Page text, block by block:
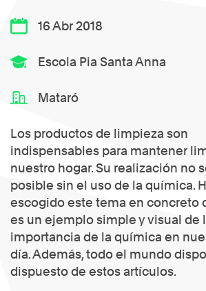
16 Abr 2018
Escola Pia Santa Anna
Mataró
Los productos de limpieza son
indispensables para mantener
nuestro hogar. Su realización no
posible sin el uso de la química.
escogido este tema en concreto
es un ejemplo simple y visual de
importancia de la química en
día. Además, todo el mundo
dispuesto de estos artículos.